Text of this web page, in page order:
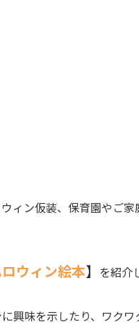
ィン仮装、保育園やご
ウィン絵本】 を紹介
興味を示したり、ワク